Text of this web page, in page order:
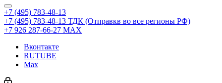
+7 (495) 783-48-13
+7 (495) 783-48-13 ТДК (Отправкв во все регионы РФ)
+7 926 287-66-27 МАХ
Вконтакте
RUTUBE
Max